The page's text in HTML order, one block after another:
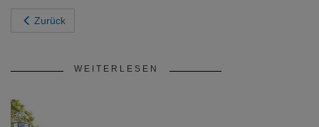
Zurück
WEITERLESEN